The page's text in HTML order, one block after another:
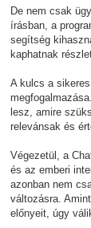
De nem csak
írásban, a
segítség
kaphatnak
A kulcs a
lesz, amire
relevánsak és
Végezetül, a
és az emberi
azonban nem
változásra.
előnyeit, úgy